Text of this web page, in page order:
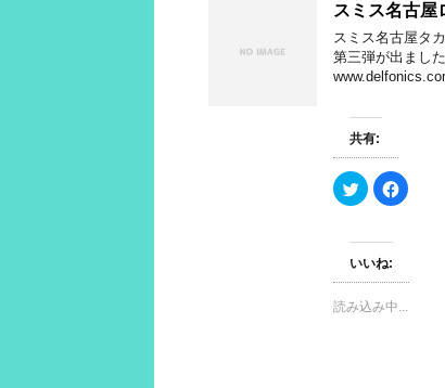
スミス名古屋
スミス名古屋タ
第三弾が出まし
共有:
ク
リ
T
t
t
F
a
有
いいね:
読み込み中...